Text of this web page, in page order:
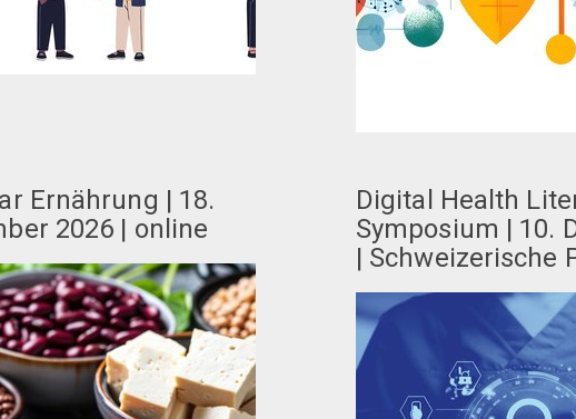
Ernährung | 18.
2026 | online
Digital Health
Symposium | 10.
| Schweizerische